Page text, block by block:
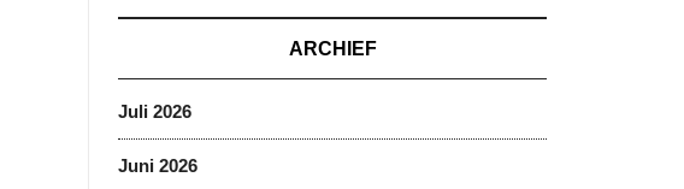
ARCHIEF
Juli 2026
Juni 2026